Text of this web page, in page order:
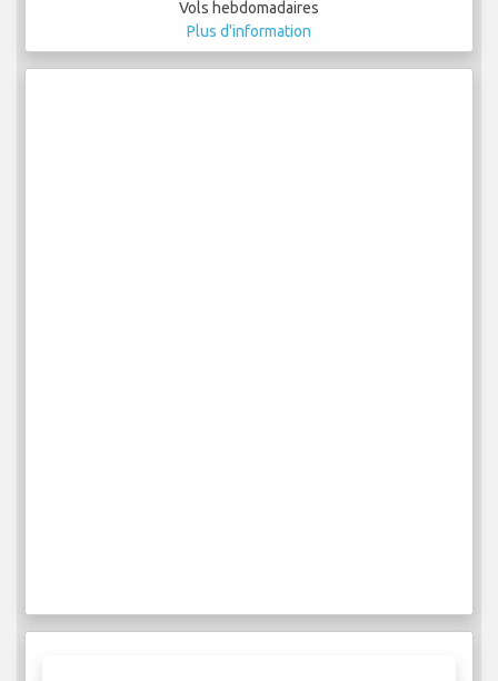
Vols hebdomadaires
Plus d'information